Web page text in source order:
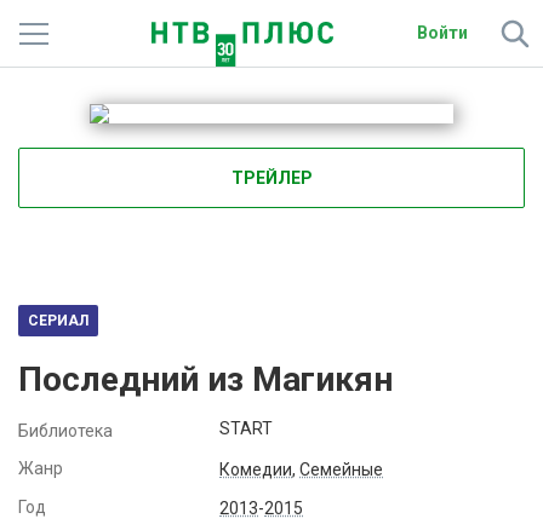
Войти
Телеканалы
Фильмы и сериалы
Спорт
Радио
Спутниковым абонентам
О сайте
ТРЕЙЛЕР
СЕРИАЛ
Последний из Магикян
Библиотека START
Жанр Комедии, Семейные
Год
2013-2015